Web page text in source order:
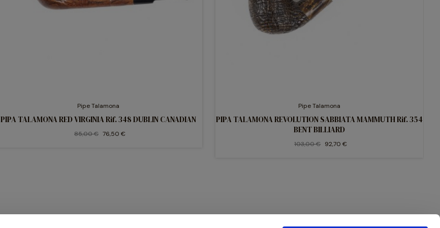
Pipe Talamona
PIPA TALAMONA RED VIRGINIA Rif. 348 DUBLIN CANADIAN
85,00 € 76,50 €
Pipe Talamona
PIPA TALAMONA REVOLUTION SABBIATA MAMMUTH Rif. 354
BENT BILLIARD
103,00 € 92,70 €